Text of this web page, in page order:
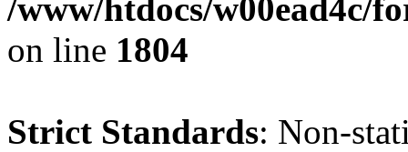
/www/htdocs/w00ead4c/
on line 1804
Strict Standards: Non-